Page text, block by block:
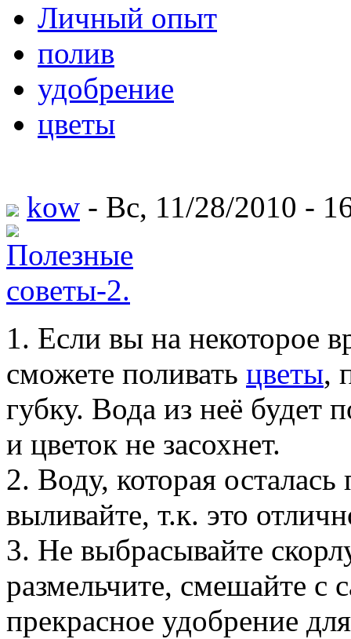
Личный опыт
полив
удобрение
цветы
kow - Вс, 11/28/2010 -
1. Если вы на некоторое
сможете поливать цветы,
губку. Вода из неё будет
и цветок не засохнет.
2. Воду, которая
выливайте, т.к. это
3. Не выбрасывайте
размельчите, смешайте с
прекрасное удобрение